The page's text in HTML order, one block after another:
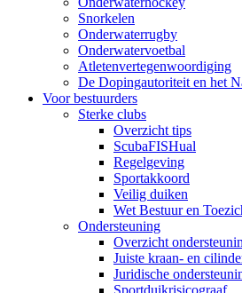
Snorkelen
Onderwaterrugby
Onderwatervoetbal
Atletenvertegenwoordiging
De Dopingautoriteit en het
Voor bestuurders
Sterke clubs
Overzicht tips
ScubaFISHual
Regelgeving
Sportakkoord
Veilig duiken
Wet Bestuur en
Ondersteuning
Overzicht
Juiste kraan- en
Juridische
Sportduikrisicograaf